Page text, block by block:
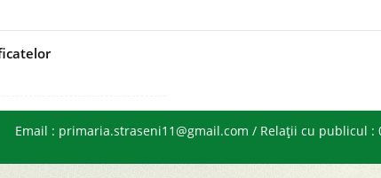
Email : primaria.straseni11@gmail.com / Relații cu publicul :